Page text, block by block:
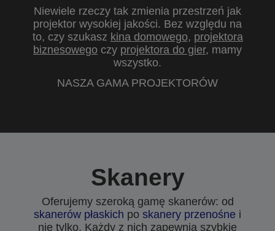
Niewiele rzeczy tak zmienia przestrzeń jak
projektor wysokiej jakości. Bez względu na
to, czy szukasz kina domowego, projektora
biznesowego czy projektora do gier, mamy
wszystko.
NASZA GAMA PROJEKTORÓW
Skanery
Oferujemy szeroką gamę skanerów: od
skanerów płaskich po skanery przenośne i
nie tylko. Każdy z nich zapewnia szybkie